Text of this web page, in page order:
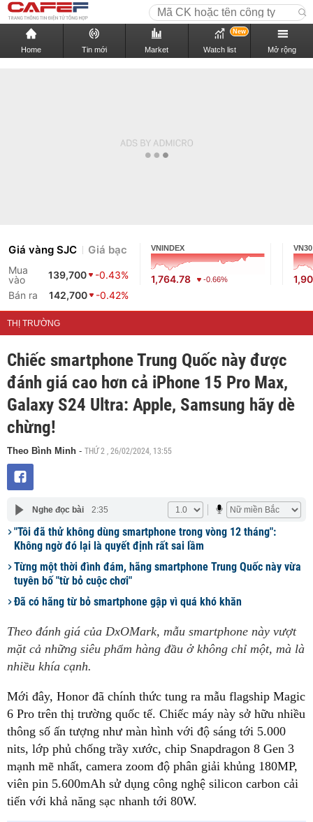
Home Tin mới Market Watch list
New
Mở rộng
Giá vàng SJC Giá bạc
Mua
vào
139,700
-0.43%
Bán ra
142,700 -0.42%
VNINDEX
1,764.78 -0.66%
VN30
THỊ TRƯỜNG
Chiếc smartphone Trung Quốc này được
đánh giá cao hơn cả iPhone 15 Pro Max,
Galaxy S24 Ultra: Apple, Samsung hãy dè
chừng!
Theo Bình Minh - THỨ 2 , 26/02/2024, 13:55
Nghe đọc bài 2:35
"Tôi đã thử không dùng smartphone trong vòng 12 tháng":
Không ngờ đó lại là quyết định rất sai lầm
Từng một thời đình đám, hãng smartphone Trung Quốc này vừa
tuyên bố "từ bỏ cuộc chơi"
Đã có hãng từ bỏ smartphone gập vì quá khó khăn
Theo đánh giá của DxOMark, mẫu smartphone này vượt
mặt cả những siêu phẩm hàng đầu ở không chỉ một, mà là
nhiều khía cạnh.
Mới đây, Honor đã chính thức tung ra mẫu flagship Magic
6 Pro trên thị trường quốc tế. Chiếc máy này sở hữu nhiều
thông số ấn tượng như màn hình với độ sáng tới 5.000
nits, lớp phủ chống trầy xước, chip Snapdragon 8 Gen 3
mạnh mẽ nhất, camera zoom độ phân giải khủng 180MP,
viên pin 5.600mAh sử dụng công nghệ silicon carbon cải
tiến với khả năng sạc nhanh tới 80W.